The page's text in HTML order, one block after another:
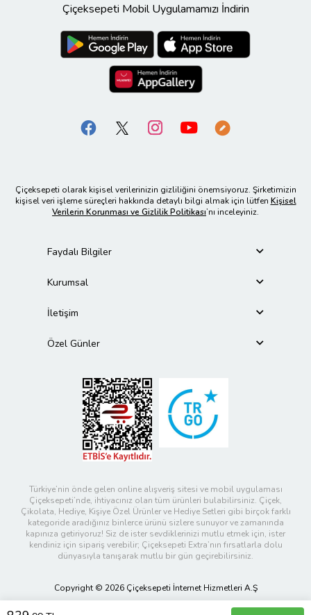
Çiçeksepeti Mobil Uygulamamızı İndirin
Çiçeksepeti olarak kişisel verilerinizin gizliliğini önemsiyoruz. Şirketimizin
kişisel veri işleme süreçleri hakkında detaylı bilgi almak için lütfen Kişisel
Verilerin Korunması ve Gizlilik Politikası’nı inceleyiniz.
Faydalı Bilgiler
Kurumsal
İletişim
Özel Günler
Türkiye’nin önde gelen online alışveriş sitesi ve mobil uygulaması
Çiçeksepeti’nde, ihtiyacınız olan tüm ürünleri bulabilirsiniz. Çiçek,
Çikolata, Hediye, Kişiye Özel Ürünler ve Hediye Setleri gibi birçok farklı
kategoride aradığınız binlerce ürünü sizlere sunuyor ve zamanında
kapınıza getiriyoruz! Siz de ister sevdiklerinizi mutlu etmek için, ister
kendiniz için sipariş verebilir; Çiçeksepeti Extra’nın fırsatlarla dolu
dünyasıyla tanışarak mutlu bir gün geçirebilirsiniz.
Copyright © 2026 Çiçeksepeti İnternet Hizmetleri A.Ş